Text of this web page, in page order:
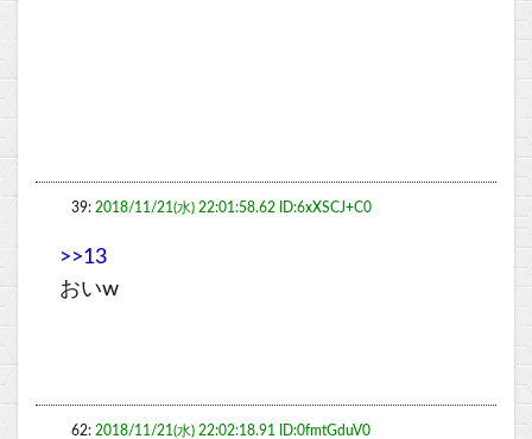
39: 2018/11/21(水) 22:01:58.62 ID:6xXSCJ+C0
>>13
おいw
62: 2018/11/21(水) 22:02:18.91 ID:0fmtGduV0